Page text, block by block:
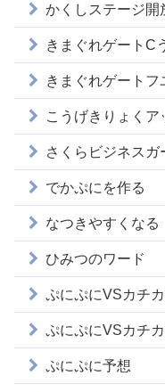
かくしステージ開
きまぐれゲートC
きまぐれゲート
こうげきりょくア
さくらビジネスガ
でかぷにを作る
なつきやすくなる
ひみつのワード
ぷにぷにVSカチ
ぷにぷにVSカチ
ぷにぷに予想